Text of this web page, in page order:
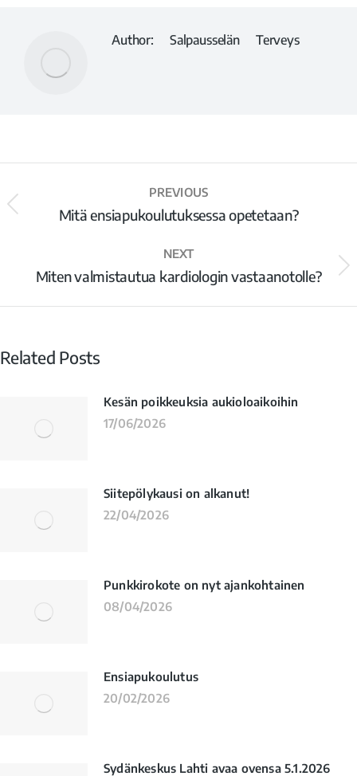
Author: Salpausselän Terveys
PREVIOUS
Mitä ensiapukoulutuksessa opetetaan?
NEXT
Miten valmistautua kardiologin vastaanotolle?
Related Posts
Kesän poikkeuksia aukioloaikoihin
17/06/2026
Siitepölykausi on alkanut!
22/04/2026
Punkkirokote on nyt ajankohtainen
08/04/2026
Ensiapukoulutus
20/02/2026
Sydänkeskus Lahti avaa ovensa 5.1.2026